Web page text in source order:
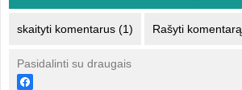
skaityti komentarus (1) Rašyti komentarą
Pasidalinti su draugais